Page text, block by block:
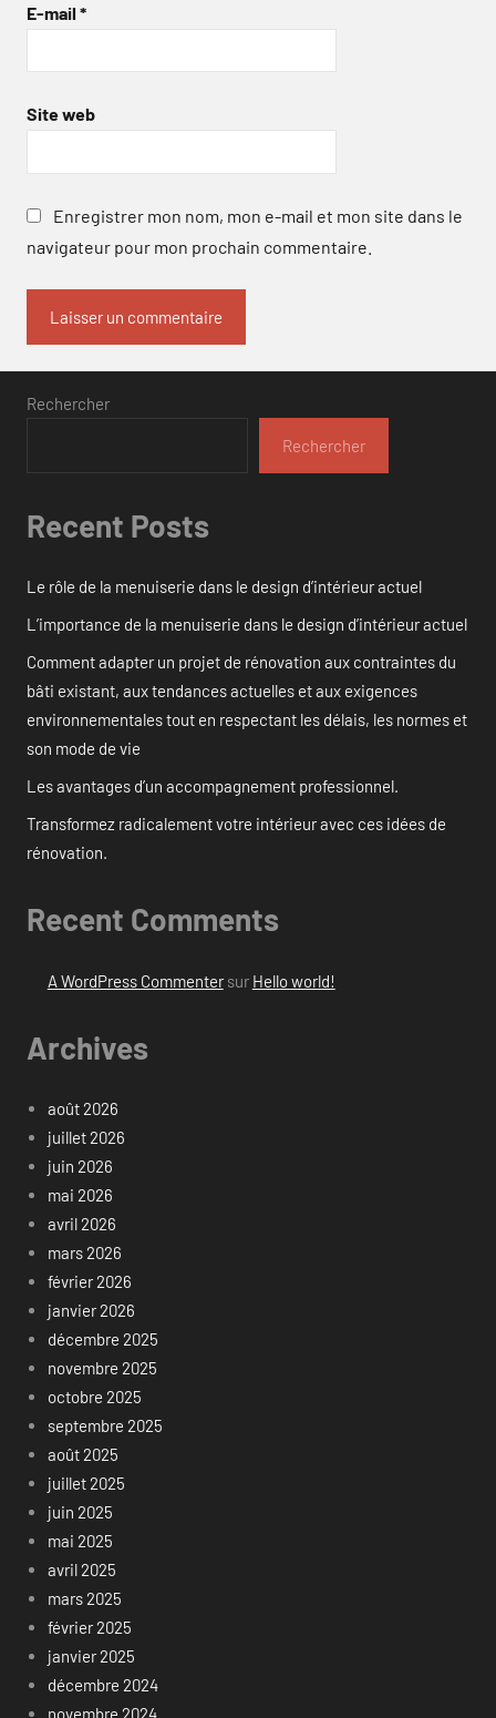
E-mail *
Site web
Enregistrer mon nom, mon e-mail et mon site dans le
navigateur pour mon prochain commentaire.
Rechercher
Rechercher
Recent Posts
Le rôle de la menuiserie dans le design d’intérieur actuel
L’importance de la menuiserie dans le design d’intérieur actuel
Comment adapter un projet de rénovation aux contraintes du
bâti existant, aux tendances actuelles et aux exigences
environnementales tout en respectant les délais, les normes et
son mode de vie
Les avantages d’un accompagnement professionnel.
Transformez radicalement votre intérieur avec ces idées de
rénovation.
Recent Comments
A WordPress Commentersur Hello world!
Archives
août 2026
juillet 2026
juin 2026
mai 2026
avril 2026
mars 2026
février 2026
janvier 2026
décembre 2025
novembre 2025
octobre 2025
septembre 2025
août 2025
juillet 2025
juin 2025
mai 2025
avril 2025
mars 2025
février 2025
janvier 2025
décembre 2024
novembre 2024